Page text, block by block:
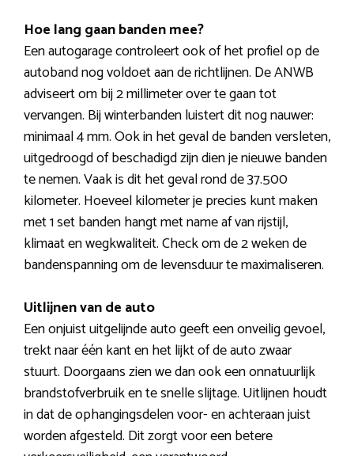
Hoe lang gaan banden mee?
Een autogarage controleert ook of het profiel op de
autoband nog voldoet aan de richtlijnen. De ANWB
adviseert om bij 2 millimeter over te gaan tot
vervangen. Bij winterbanden luistert dit nog nauwer:
minimaal 4 mm. Ook in het geval de banden versleten,
uitgedroogd of beschadigd zijn dien je nieuwe banden
te nemen. Vaak is dit het geval rond de 37.500
kilometer. Hoeveel kilometer je precies kunt maken
met 1 set banden hangt met name af van rijstijl,
klimaat en wegkwaliteit. Check om de 2 weken de
bandenspanning om de levensduur te maximaliseren.
Uitlijnen van de auto
Een onjuist uitgelijnde auto geeft een onveilig gevoel,
trekt naar één kant en het lijkt of de auto zwaar
stuurt. Doorgaans zien we dan ook een onnatuurlijk
brandstofverbruik en te snelle slijtage. Uitlijnen houdt
in dat de ophangingsdelen voor- en achteraan juist
worden afgesteld. Dit zorgt voor een betere